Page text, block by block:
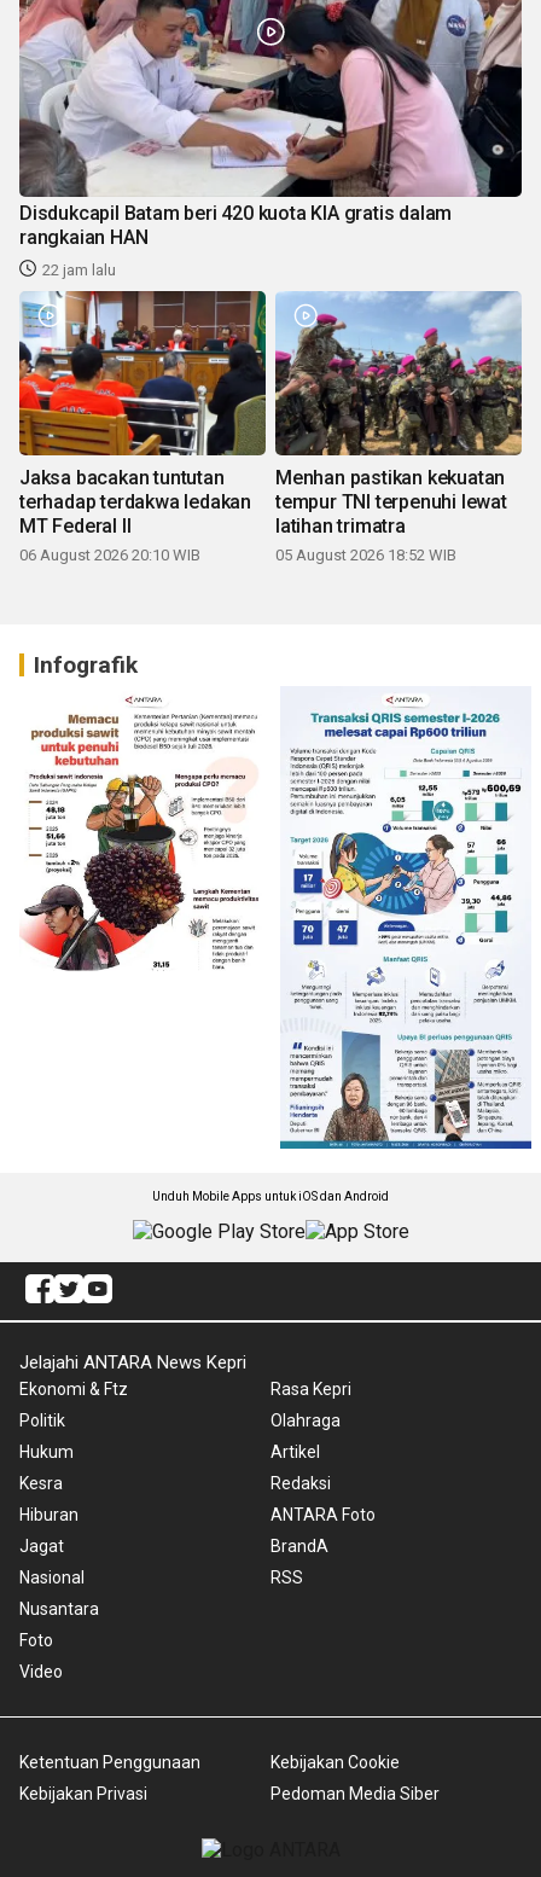
Disdukcapil Batam beri 420 kuota KIA gratis dalam
rangkaian HAN
22 jam lalu
Jaksa bacakan tuntutan
terhadap terdakwa ledakan
MT Federal II
06 August 2026 20:10 WIB
Menhan pastikan kekuatan
tempur TNI terpenuhi lewat
latihan trimatra
05 August 2026 18:52 WIB
Infografik
Unduh Mobile Apps untuk iOS dan Android
Jelajahi ANTARA News Kepri
Ekonomi & Ftz
Politik
Hukum
Kesra
Hiburan
Jagat
Nasional
Nusantara
Foto
Video
Rasa Kepri
Olahraga
Artikel
Redaksi
ANTARA Foto
BrandA
RSS
Ketentuan Penggunaan
Kebijakan Privasi
Kebijakan Cookie
Pedoman Media Siber